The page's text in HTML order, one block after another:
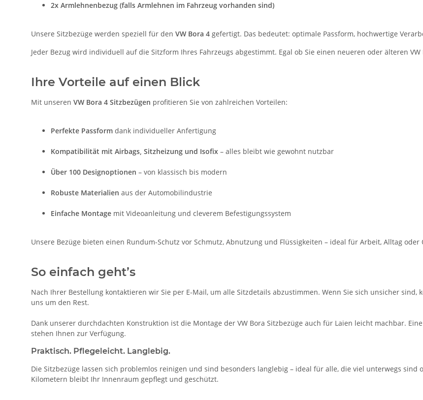
2x Armlehnenbezug (falls Armlehnen im Fahrzeug vorhanden sind)
Unsere Sitzbezüge werden speziell für den VW Bora 4 gefertigt. Das bedeutet: optimale Passform, hochwertige
Jeder Bezug wird individuell auf die Sitzform Ihres Fahrzeugs abgestimmt. Egal ob Sie einen neueren oder älteren
Ihre Vorteile auf einen Blick
Mit unseren VW Bora 4 Sitzbezügen profitieren Sie von zahlreichen Vorteilen:
Perfekte Passform dank individueller Anfertigung
Kompatibilität mit Airbags, Sitzheizung und Isofix – alles bleibt wie gewohnt nutzbar
Über 100 Designoptionen – von klassisch bis modern
Robuste Materialien aus der Automobilindustrie
Einfache Montage mit Videoanleitung und cleverem Befestigungssystem
Unsere Bezüge bieten einen Rundum-Schutz vor Schmutz, Abnutzung und Flüssigkeiten – ideal für Arbeit, Alltag
So einfach geht’s
Nach Ihrer Bestellung kontaktieren wir Sie per E-Mail, um alle Sitzdetails abzustimmen. Wenn Sie sich unsicher sind,
uns um den Rest.
Dank unserer durchdachten Konstruktion ist die Montage der VW Bora Sitzbezüge auch für Laien leicht machbar.
stehen Ihnen zur Verfügung.
Praktisch. Pflegeleicht. Langlebig.
Die Sitzbezüge lassen sich problemlos reinigen und sind besonders langlebig – ideal für alle, die viel unterwegs sind
Kilometern bleibt Ihr Innenraum gepflegt und geschützt.